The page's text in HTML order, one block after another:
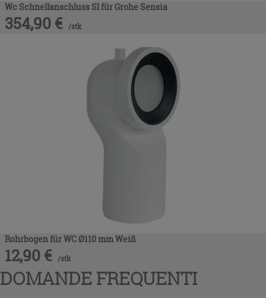
Wc Schnellanschluss Sl für Grohe Sensia
354,90 € /stk
Rohrbogen für WC Ø110 mm Weiß
12,90 € /stk
DOMANDE FREQUENTI